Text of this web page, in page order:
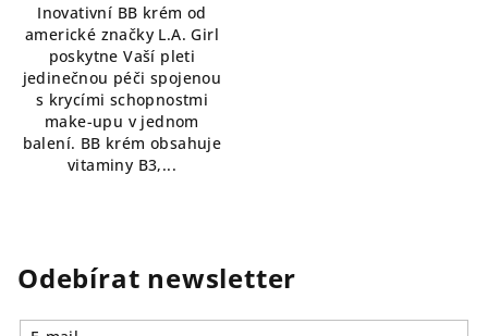
z
5
hvězdiček.
Inovativní BB krém od
americké značky L.A. Girl
poskytne Vaší pleti
jedinečnou péči spojenou
s krycími schopnostmi
make-upu v jednom
balení. BB krém obsahuje
vitaminy B3,...
Odebírat newsletter